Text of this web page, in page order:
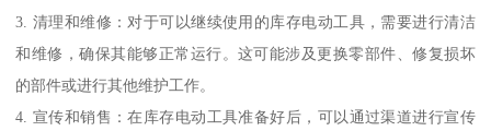
3. 清理和维修：对于可以继续使用的库存电动工具，需要进行清洁
和维修，确保其能够正常运行。这可能涉及更换零部件、修复损坏
的部件或进行其他维护工作。
4. 宣传和销售：在库存电动工具准备好后，可以通过渠道进行宣传